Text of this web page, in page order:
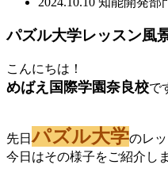
パズル大学レッスン風
こんにちは！
めばえ国際学園奈良校で
先日パズル大学のレ
今日はその様子をご紹介し